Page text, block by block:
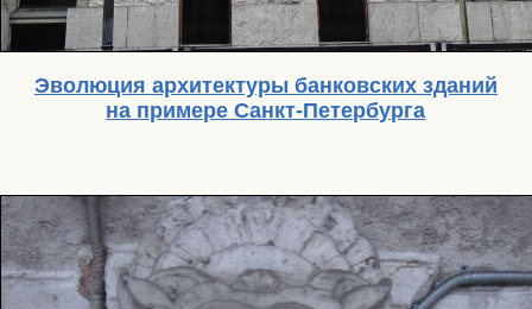
Эволюция архитектуры банковских зданий
на примере Санкт-Петербурга